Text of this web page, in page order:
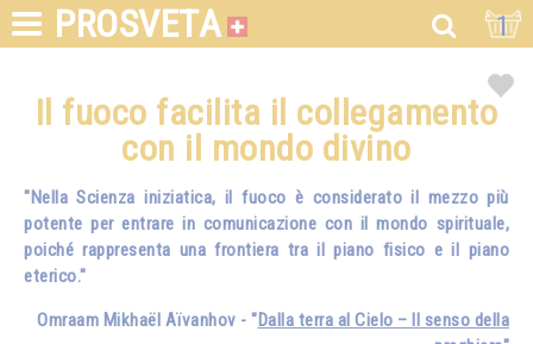
PROSVETA 1
Il fuoco facilita il collegamento
con il mondo divino
"Nella Scienza iniziatica, il fuoco è considerato il mezzo più
potente per entrare in comunicazione con il mondo spirituale,
poiché rappresenta una frontiera tra il piano fisico e il piano
eterico."
Omraam Mikhaël Aïvanhov - "Dalla terra al Cielo – Il senso della